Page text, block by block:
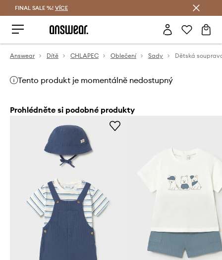
FINAL SALE %! VÍCE
Answear Dítě CHLAPEC Oblečení Sady Dětská
Tento produkt je momentálně nedostupný
Prohlédněte si podobné produkty